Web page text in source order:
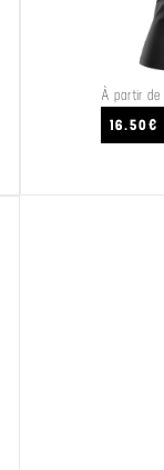
VOIR LE PRODUIT
À partir de
16.50€